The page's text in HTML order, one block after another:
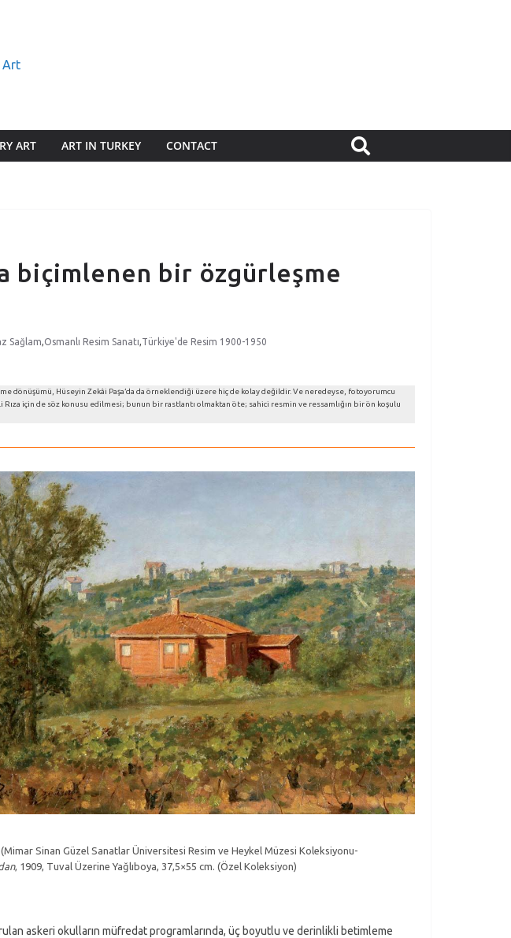
ART ART IN TURKEY CONTACT
biçimlenen bir özgürleşme
Sağlam,Osmanlı Resim Sanatı,Türkiye'de Resim 1900-1950
Hüseyin Zekâi Paşa’da da örneklendiği üzere hiç de kolay değildir. Ve neredeyse, fotoyorumcu
için de söz konusu edilmesi; bunun bir rastlantı olmaktan öte; sahici resmin ve ressamlığın bir ön koşulu
Sinan Güzel Sanatlar Üniversitesi Resim ve Heykel Müzesi Koleksiyonu-
, 1909, Tuval Üzerine Yağlıboya, 37,5×55 cm. (Özel Koleksiyon)
askeri okulların müfredat programlarında, üç boyutlu ve derinlikli betimleme